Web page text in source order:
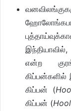
என்ற
கிப்பன் (
கிப்பன் (